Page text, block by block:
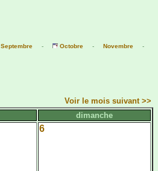
Septembre- Octobre- Novembre-
Voir le mois suivant >>
dimanche
6